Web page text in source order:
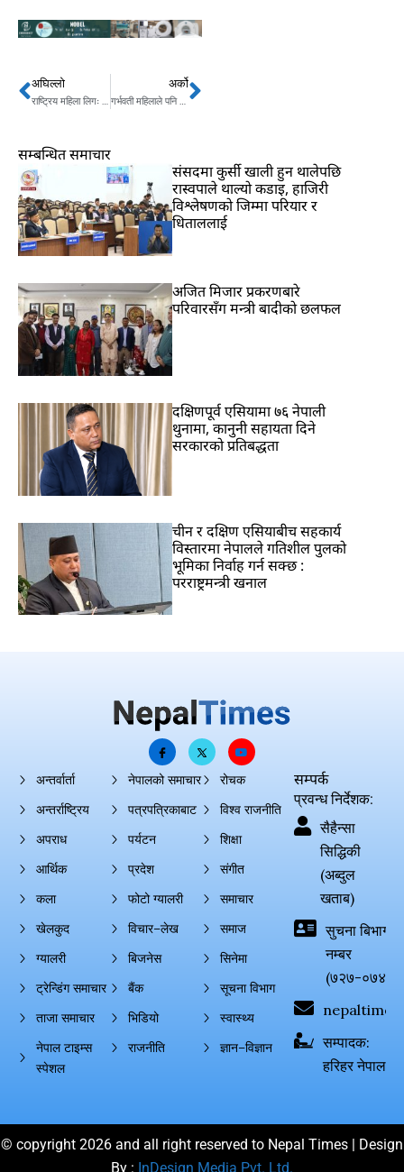
Prev
अघिल्लो
राष्ट्रिय महिला लिगः त्रिभुवन आर्मीले चौदण्डीगढी नगरपालिकालाई १२–० ले हरायो
अर्को
गर्भवती महिलाले पनि चिकित्सकसँग परामर्श लिएर कोरोना खोप लगाउन सक्नेः डब्लुएचओ Next
सम्बन्धित समाचार
संसदमा कुर्सी खाली हुन थालेपछि
रास्वपाले थाल्यो कडाइ, हाजिरी
विश्लेषणको जिम्मा परियार र
धिताललाई
अजित मिजार प्रकरणबारे
परिवारसँग मन्त्री बादीको छलफल
दक्षिणपूर्व एसियामा ७६ नेपाली
थुनामा, कानुनी सहायता दिने
सरकारको प्रतिबद्धता
चीन र दक्षिण एसियाबीच सहकार्य
विस्तारमा नेपालले गतिशील पुलको
भूमिका निर्वाह गर्न सक्छ :
परराष्ट्रमन्त्री खनाल
अन्तर्वार्ता
अन्तर्राष्ट्रिय
अपराध
आर्थिक
कला
खेलकुद
ग्यालरी
ट्रेन्डिंग समाचार
ताजा समाचार
नेपाल टाइम्स
स्पेशल
नेपालको समाचार
पत्रपत्रिकाबाट
पर्यटन
प्रदेश
फोटो ग्यालरी
विचार–लेख
बिजनेस
बैंक
भिडियो
राजनीति
रोचक
विश्व राजनीति
शिक्षा
संगीत
समाचार
समाज
सिनेमा
सूचना विभाग
स्वास्थ्य
ज्ञान–विज्ञान
सम्पर्क
प्रवन्ध निर्देशक:
सैहैन्सा
सिद्धिकी
(अब्दुल
खताब)
सुचना बिभाग
नम्बर
(७२७-०७४-
सम्पादक:
हरिहर नेपाल
© copyright 2026 and all right reserved to Nepal Times | Design
By : InDesign Media Pvt. Ltd.